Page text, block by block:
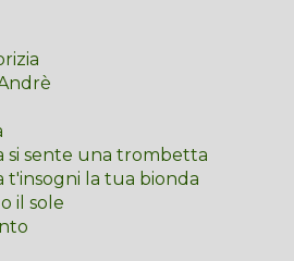
si sente una trombetta
t'insogni la tua bionda
il sole